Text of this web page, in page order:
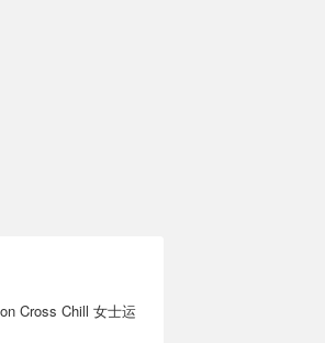
Cross Chill 女士运